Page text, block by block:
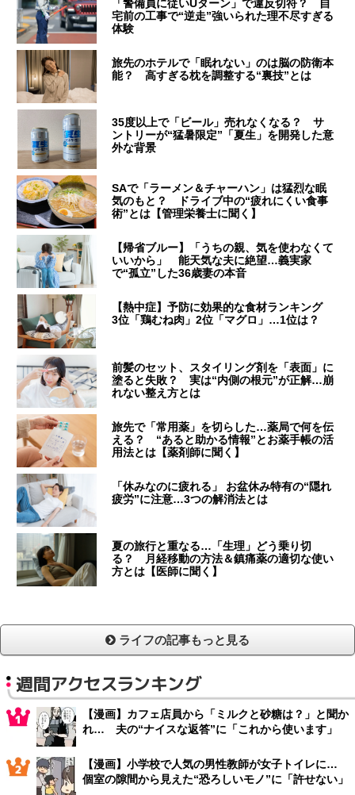
「警備員に従いUターン」で違反切符？ 自
宅前の工事で“逆走”強いられた理不尽すぎる
体験
旅先のホテルで「眠れない」のは脳の防衛本
能？ 高すぎる枕を調整する“裏技”とは
35度以上で「ビール」売れなくなる？ サ
ントリーが“猛暑限定”「夏生」を開発した意
外な背景
SAで「ラーメン＆チャーハン」は猛烈な眠
気のもと？ ドライブ中の“疲れにくい食事
術”とは【管理栄養士に聞く】
【帰省ブルー】「うちの親、気を使わなくて
いいから」 能天気な夫に絶望…義実家
で“孤立”した36歳妻の本音
【熱中症】予防に効果的な食材ランキング
3位「鶏むね肉」2位「マグロ」…1位は？
前髪のセット、スタイリング剤を「表面」に
塗ると失敗？ 実は“内側の根元”が正解…崩
れない整え方とは
旅先で「常用薬」を切らした…薬局で何を伝
える？ “あると助かる情報”とお薬手帳の活
用法とは【薬剤師に聞く】
「休みなのに疲れる」 お盆休み特有の“隠れ
疲労”に注意…3つの解消法とは
夏の旅行と重なる…「生理」どう乗り切
る？ 月経移動の方法＆鎮痛薬の適切な使い
方とは【医師に聞く】
ライフの記事もっと見る
週間アクセスランキング
【漫画】カフェ店員から「ミルクと砂糖は？」と聞か
れ… 夫の“ナイスな返答”に「これから使います」
【漫画】小学校で人気の男性教師が女子トイレに…
個室の隙間から見えた“恐ろしいモノ”に「許せない」